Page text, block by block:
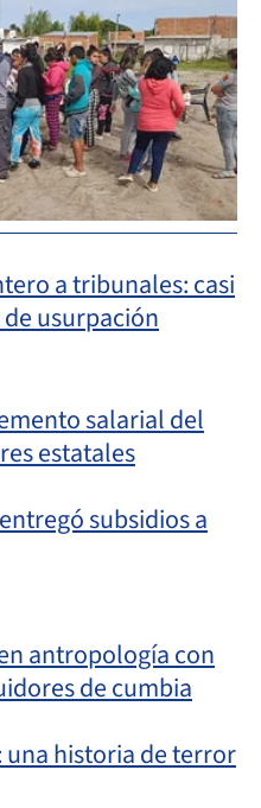
a tribunales: casi
usurpación
salarial del
estatales
subsidios a
antropología con
de cumbia
una historia de terror